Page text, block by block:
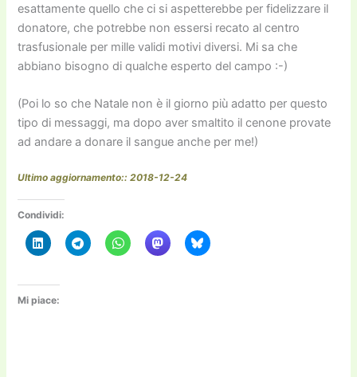
esattamente quello che ci si aspetterebbe per fidelizzare il
donatore, che potrebbe non essersi recato al centro
trasfusionale per mille validi motivi diversi. Mi sa che
abbiano bisogno di qualche esperto del campo :-)
(Poi lo so che Natale non è il giorno più adatto per questo
tipo di messaggi, ma dopo aver smaltito il cenone provate
ad andare a donare il sangue anche per me!)
Ultimo aggiornamento:: 2018-12-24
Condividi:
Mi piace: